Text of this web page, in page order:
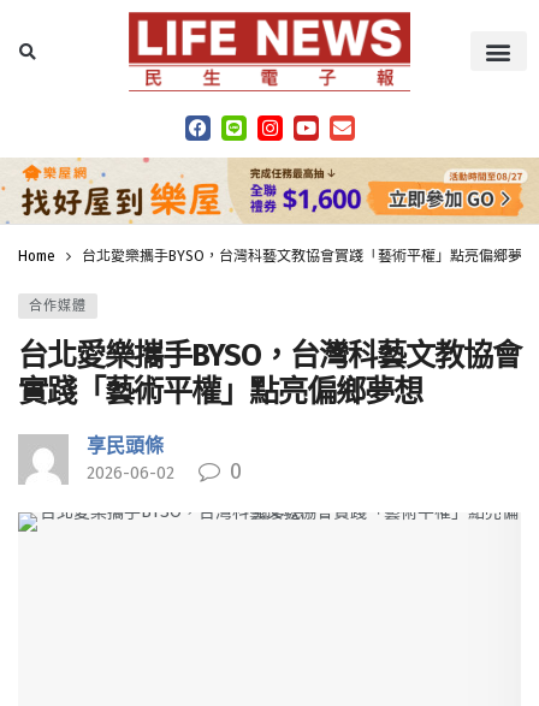
Home 台北愛樂攜手BYSO，台灣科藝文教協會實踐「藝術平權」點亮偏鄉夢想
合作媒體
台北愛樂攜手BYSO，台灣科藝文教協會
實踐「藝術平權」點亮偏鄉夢想
享民頭條
2026-06-02 0